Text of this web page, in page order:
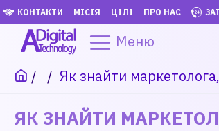
КОНТАКТИ МІСІЯ ЦІЛІ ПРО НАС
Меню
Як знайти
ЯК ЗНАЙТИ